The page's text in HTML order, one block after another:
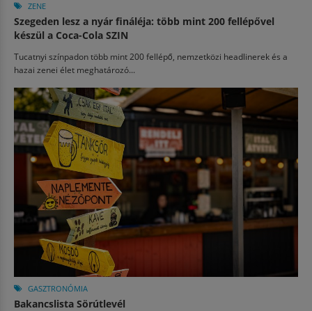
ZENE
Szegeden lesz a nyár fináléja: több mint 200 fellépővel
készül a Coca-Cola SZIN
Tucatnyi színpadon több mint 200 fellépő, nemzetközi headlinerek és a
hazai zenei élet meghatározó...
GASZTRONÓMIA
Bakancslista Sörútlevél